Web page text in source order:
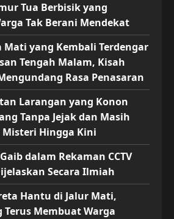
Tua Berbisik yang
Tak Berani Mendekat
Mati yang Kembali Terdengar
Tengah Malam, Kisah
Rasa Penasaran
Larangan yang Konon
Tanpa Jejak dan Masih
Hingga Kini
dalam Rekaman CCTV
Secara Ilmiah
Hantu di Jalur Mati,
Terus Membuat Warga